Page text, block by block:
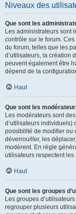
Niveaux des
Que sont les
Les administrateurs sont
contrôle sur le forum.
du forum, telles que les
d’utilisateurs, la création
peuvent également être
dépend de la
Haut
Que sont les
Les modérateurs sont
d’utilisateurs individuels)
possibilité de modifier ou
déverrouiller, les
modèrent. En règle
utilisateurs respectent
Haut
Que sont les groupes
Les groupes
regrouper plusieurs